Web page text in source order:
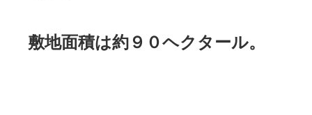
敷地面積は約９０ヘクタール。